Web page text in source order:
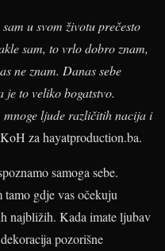
u svom životu prečesto
sam, to vrlo dobro znam,
ne znam. Danas sebe
to veliko bogatstvo.
mnoge ljude različitih nacija i
za hayatproduction.ba.
samoga sebe.
gdje vas očekuju
najbližih. Kada imate ljubav
pozorišne